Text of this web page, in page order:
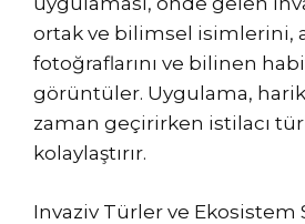
ortak ve bilimsel isimlerini,
fotoğraflarını ve bilinen
görüntüler. Uygulama,
zaman geçirirken istilacı
kolaylaştırır.
Invaziv Türler ve Ekosistem